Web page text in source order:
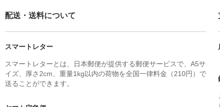
配送・送料について
スマートレター
スマートレターとは、日本郵便が提供する郵便サービスで、A5サ
イズ、厚さ2cm、重量1kg以内の荷物を全国一律料金（210円）で
送ることができます。